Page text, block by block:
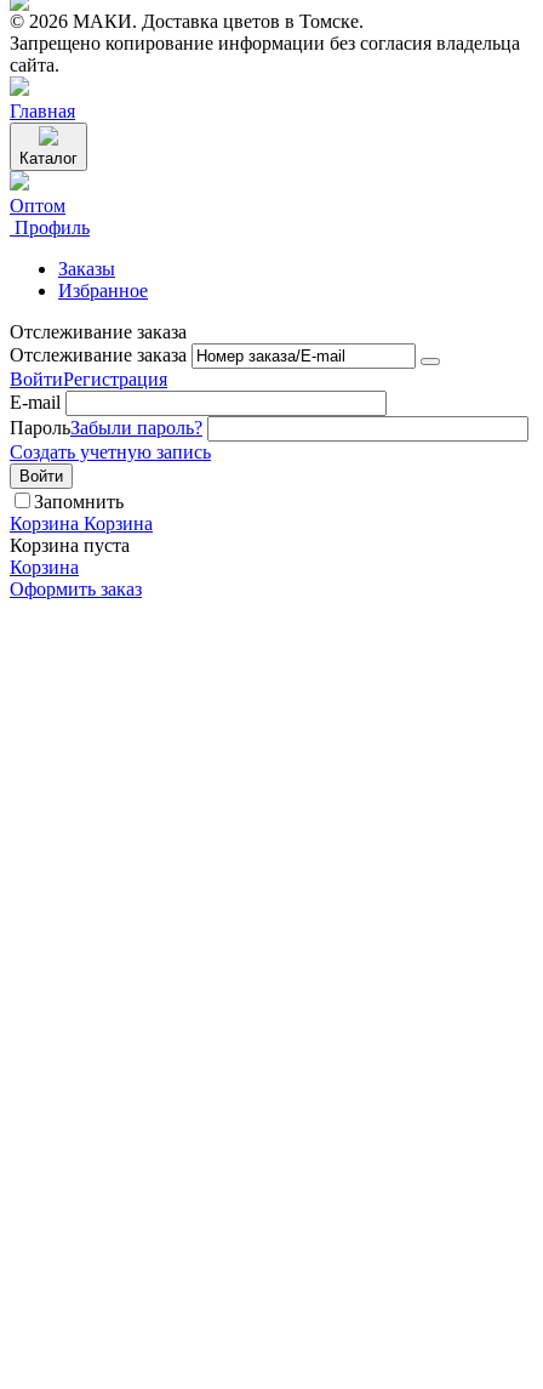
© 2026 МАКИ. Доставка цветов в Томске.
Запрещено копирование информации без согласия владельца
сайта.
Главная
Каталог
Оптом
Профиль
Заказы
Избранное
Отслеживание заказа
Отслеживание заказа
ВойтиРегистрация
E-mail
ПарольЗабыли пароль?
Создать учетную запись
Войти
Запомнить
Корзина Корзина
Корзина пуста
Корзина
Оформить заказ